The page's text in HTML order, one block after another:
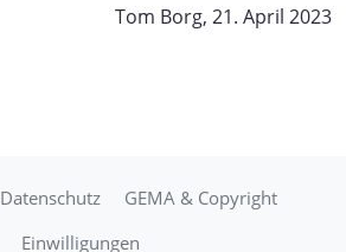
Tom Borg, 21. April 2023
Datenschutz
GEMA & Copyright
Einwilligungen